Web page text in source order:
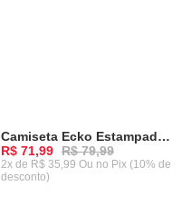
-10%
Camiseta Ecko Estampada Rhino Preta
R$ 71,99 R$ 79,99
2x de R$ 35,99 Ou no Pix (10% de
desconto)